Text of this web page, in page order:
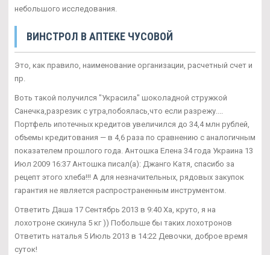
небольшого исследования.
ВИНСТРОЛ В АПТЕКЕ ЧУСОВОЙ
Это, как правило, наименование организации, расчетный счет и
пр.
Воть такой получился "Украсила" шоколадной стружкой
Санечка,разрезик с утра,побоялась,что если разрежу....
Портфель ипотечных кредитов увеличился до 34,4 млн рублей,
объемы кредитования — в 4,6 раза по сравнению с аналогичным
показателем прошлого года. Антошка Елена 34 года Украина 13
Июл 2009 16:37 Антошка писал(а): Джанго Катя, спасибо за
рецепт этого хлеба!!! А для незначительных, рядовых закупок
гарантия не является распространенным инструментом.
Ответить Даша 17 Сентябрь 2013 в 9:40 Ха, круто, я на
лохотроне скинула 5 кг )) Побольше бы таких лохотронов
Ответить наталья 5 Июль 2013 в 14:22 Девочки, доброе время
суток!